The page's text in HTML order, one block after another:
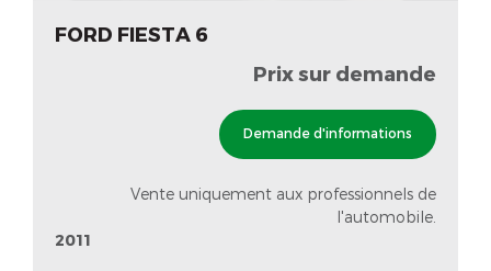
FORD FIESTA 6
Prix sur demande
Demande d'informations
Vente uniquement aux professionnels de
l'automobile.
2011